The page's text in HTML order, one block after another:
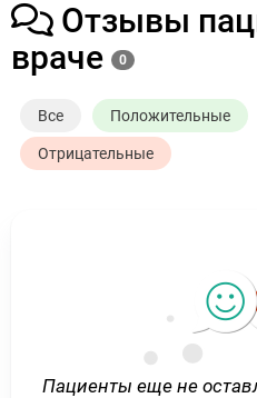
Отзывы
враче
0
Все Положительные
Отрицательные
Пациенты еще не